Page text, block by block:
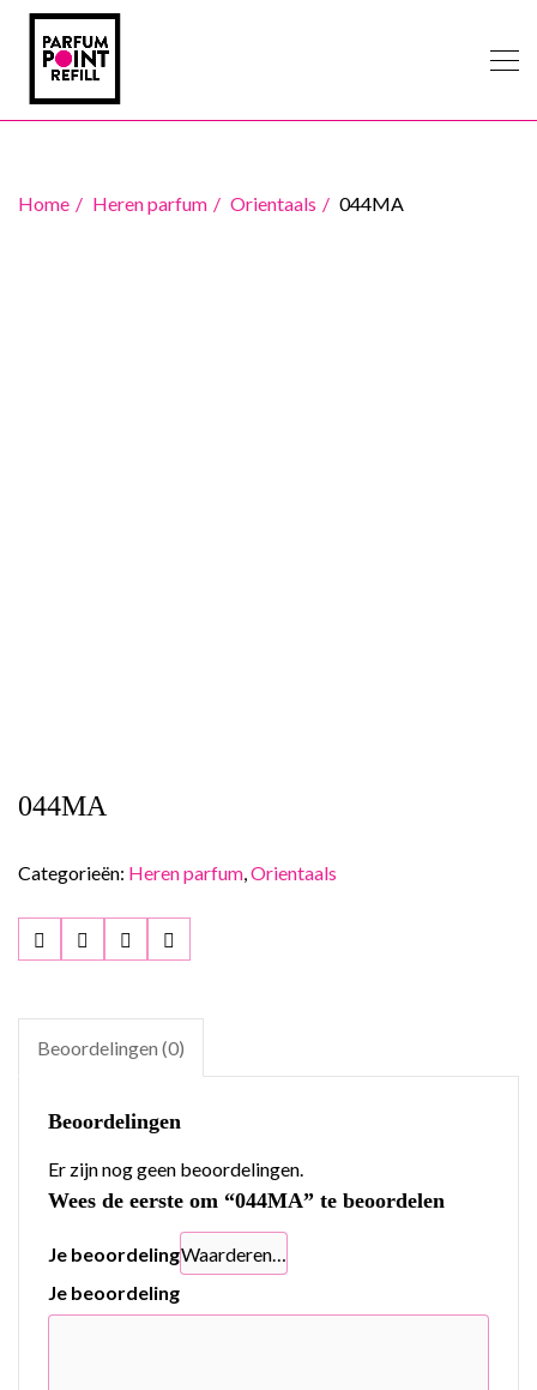
Home Heren parfum Orientaals 044MA
044MA
Categorieën: Heren parfum,Orientaals
Beoordelingen (0)
Beoordelingen
Er zijn nog geen beoordelingen.
Wees de eerste om “044MA” te beoordelen
Je beoordeling
Je beoordeling